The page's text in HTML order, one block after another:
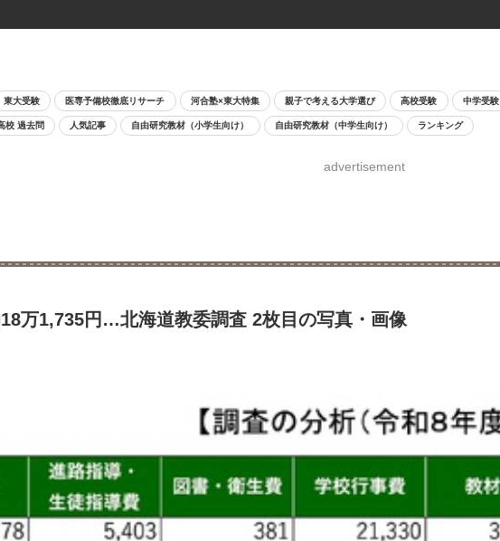
東大受験 医専予備校徹底リサーチ 河合塾×東大特集 親子で考える大学選び 高校受験 中学受験
校 過去問 人気記事 自由研究教材（小学生向け） 自由研究教材（中学生向け） ランキング
advertisement
万1,735円…北海道教委調査 2枚目の写真・画像